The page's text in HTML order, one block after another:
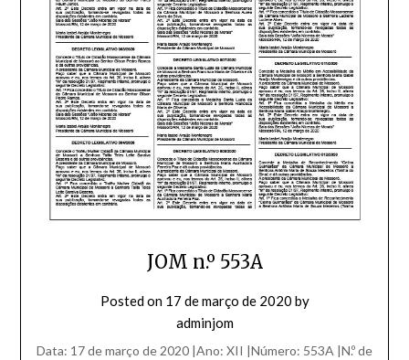
JOM n.º 553A
Posted on 17 de março de 2020 by
adminjom
Data: 17 de março de 2020 |Ano: XII |Número: 553A |N.º de